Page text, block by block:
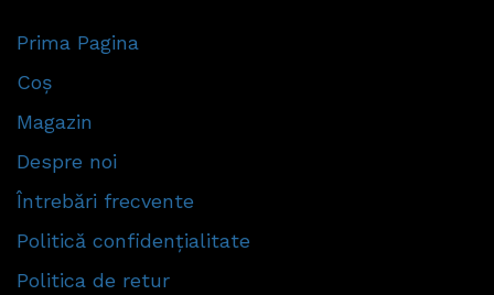
Prima Pagina
Coș
Magazin
Despre noi
Întrebări frecvente
Politică confidențialitate
Politica de retur